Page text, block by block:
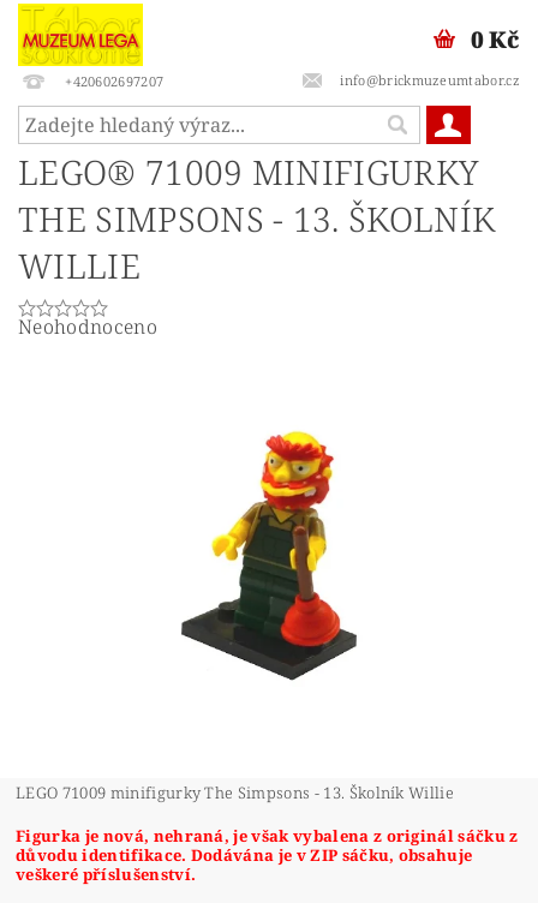
+420602697207 info@brickmuzeumtabor.cz
0 Kč
LEGO® 71009 MINIFIGURKY
THE SIMPSONS - 13. ŠKOLNÍK
WILLIE
Neohodnoceno
LEGO 71009 minifigurky The Simpsons - 13. Školník Willie
Figurka je nová, nehraná, je však vybalena z originál sáčku z
důvodu identifikace. Dodávána je v ZIP sáčku, obsahuje
veškeré příslušenství.